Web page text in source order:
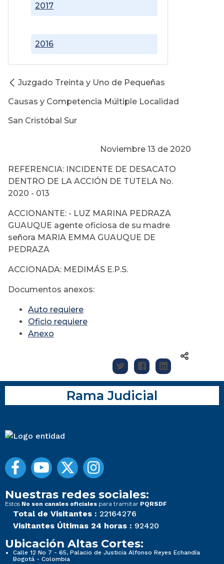
2016
2017
Juzgado Treinta y Uno de Pequeñas
Causas y Competencia Múltiple Localidad
San Cristóbal Sur
Noviembre 13 de 2020
REFERENCIA: INCIDENTE DE DESACATO
DENTRO DE LA ACCIÓN DE TUTELA No.
2020 - 013
ACCIONANTE: - LUZ MARINA PEDRAZA
GUAUQUE agente oficiosa de su madre
señora MARIA EMMA GUAUQUE DE
PEDRAZA
ACCIONADA: MEDIMÁS E.P.S.
Documentos anexos:
Auto requiere
Oficio requiere
Anexo
Rama Judicial
Nuestras redes sociales:
Estos No son canales oficiales para tramitar PQRSDF
Total de Visitantes : 22164276
Visitantes Últimas 24 horas : 92420
Ubicación Altas Cortes:
Calle 12 No 7 - 65, Palacio de Justicia Alfonso Reyes Echandía
Bogotá - Colombia